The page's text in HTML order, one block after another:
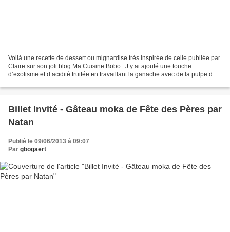
Voilà une recette de dessert ou mignardise très inspirée de celle publiée par
Claire sur son joli blog Ma Cuisine Bobo . J’y ai ajouté une touche
d’exotisme et d’acidité fruitée en travaillant la ganache avec de la pulpe de
Billet Invité - Gâteau moka de Fête des Pères par
Natan
Publié le 09/06/2013 à 09:07
Par gbogaert